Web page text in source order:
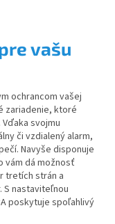
vašu
ochrancom vašej
zariadenie, ktoré
svojmu
či vzdialený alarm,
Navyše disponuje
vám dá možnosť
tretích strán a
nastaviteľnou
poskytuje spoľahlivý